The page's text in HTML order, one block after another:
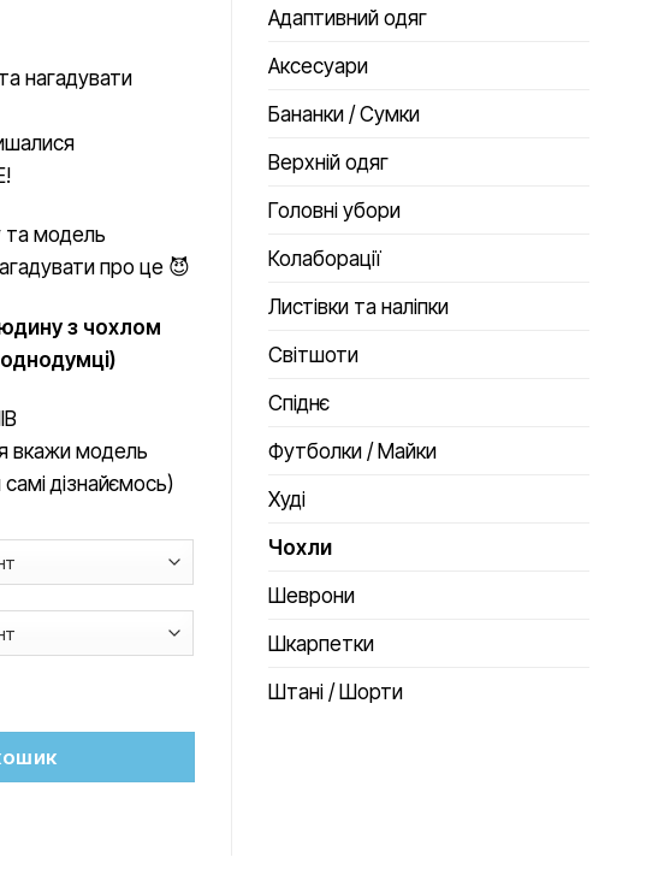
нагадувати
та модель
про це 😈
з чохлом
вкажи модель
дізнайємось)
Адаптивний одяг
Аксесуари
Бананки / Сумки
Верхній одяг
Головні убори
Колаборації
Листівки та наліпки
Світшоти
Спіднє
Футболки / Майки
Худі
Чохли
Шеврони
Шкарпетки
Штані / Шорти